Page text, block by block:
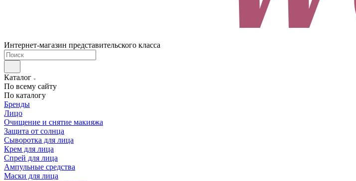
Интернет-магазин представительского класса
Каталог
По всему сайту
По каталогу
Бренды
Лицо
Очищение и снятие макияжа
Защита от солнца
Сыворотка для лица
Крем для лица
Спрей для лица
Ампульные средства
Маски для лица